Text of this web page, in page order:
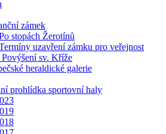
zámek
stopách Žerotínů
uzavření zámku pro veřejnost
sv. Kříže
heraldické galerie
prohlídka sportovní haly